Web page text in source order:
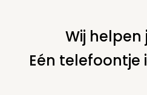
U bent hier: home nieuws &
barbershop chorus in crematorium
Wij helpen
Eén telefoontje